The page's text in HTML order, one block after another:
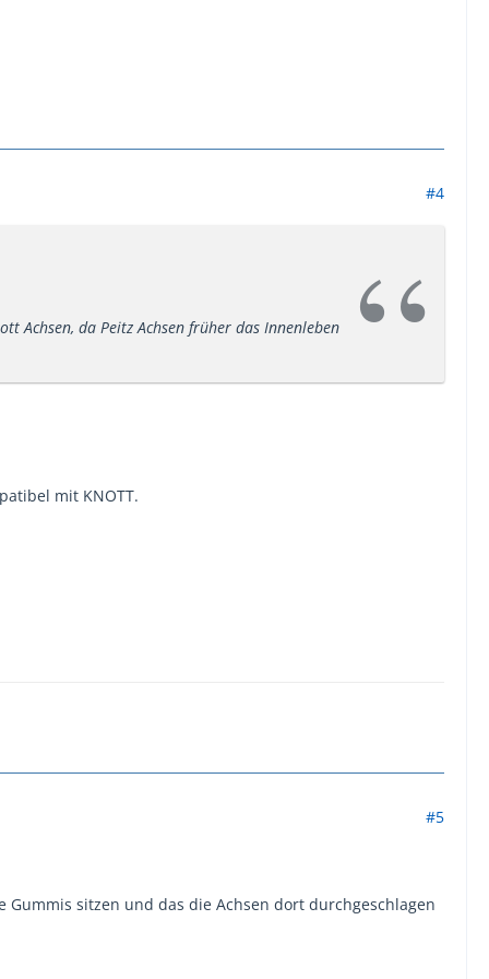
#4
Achsen, da Peitz Achsen früher das Innenleben
mit KNOTT.
#5
sitzen und das die Achsen dort durchgeschlagen